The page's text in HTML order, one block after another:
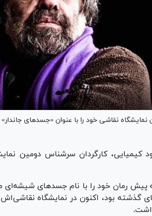
نقاشی خود را با عنوان «جسد‌های جاندار»
کیمیایی، کارگردان سرشناس دومین
پیش رمان خود را با نام جسد‌های
گذشته بود، اکنون در نمایشگاه